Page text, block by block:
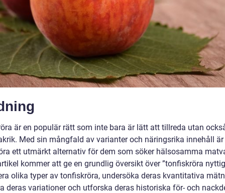
är en populär rätt som inte bara är lätt att tillreda utan
Med sin mångfald av varianter och näringsrika innehåll är
ett utmärkt alternativ för dem som söker hälsosamma
kommer att ge en grundlig översikt över ”tonfiskröra
olika typer av tonfiskröra, undersöka deras kvantitativa
deras variationer och utforska deras historiska för- och